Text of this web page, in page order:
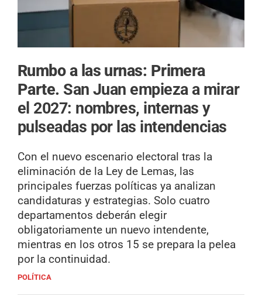
Rumbo a las urnas: Primera
Parte. San Juan empieza a mirar
el 2027: nombres, internas y
pulseadas por las intendencias
Con el nuevo escenario electoral tras la
eliminación de la Ley de Lemas, las
principales fuerzas políticas ya analizan
candidaturas y estrategias. Solo cuatro
departamentos deberán elegir
obligatoriamente un nuevo intendente,
mientras en los otros 15 se prepara la pelea
por la continuidad.
POLÍTICA